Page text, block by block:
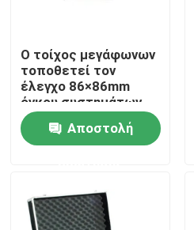
Σπίτι
Βίντεο
Ο τοίχος μεγάφωνων
τοποθετεί τον
έλεγχο 86×86mm
όγκου συστημάτων
PA στεγανό
Αποστολή